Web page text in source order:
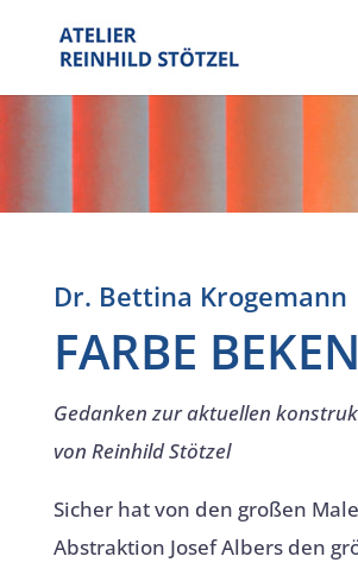
Dr. Bettina Krogemann
FARBE
Gedanken zur aktuellen
von Reinhild Stötzel
Sicher hat von den großen
Abstraktion Josef Albers den